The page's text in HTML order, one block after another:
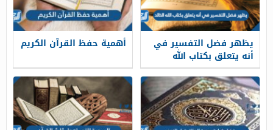
يظهر فضل التفسير في
أنه يتعلق بكتاب الله
الخالد
أهمية حفظ القرآن الكريم